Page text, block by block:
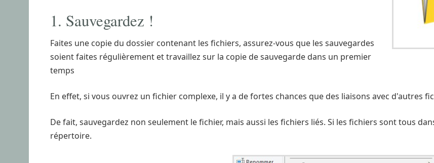
1. Sauvegardez !
Faites une copie du dossier contenant les fichiers, assurez-vous que les sauvegardes
soient faites régulièrement et travaillez sur la copie de sauvegarde dans un premier
temps
En effet, si vous ouvrez un fichier complexe, il y a de fortes chances que des liaisons avec d'autres
De fait, sauvegardez non seulement le fichier, mais aussi les fichiers liés. Si les fichiers sont tous
répertoire.